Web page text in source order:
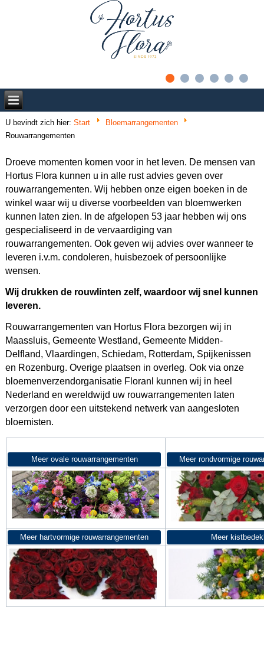
U bevindt zich hier:Start
Bloemarrangementen
Rouwarrangementen
Droeve momenten komen voor in het leven. De mensen van
Hortus Flora kunnen u in alle rust advies geven over
rouwarrangementen. Wij hebben onze eigen boeken in de
winkel waar wij u diverse voorbeelden van bloemwerken
kunnen laten zien. In de afgelopen 53 jaar hebben wij ons
gespecialiseerd in de vervaardiging van
rouwarrangementen. Ook geven wij advies over wanneer te
leveren i.v.m. condoleren, huisbezoek of persoonlijke
wensen.
Wij drukken de rouwlinten zelf, waardoor wij snel kunnen
leveren.
Rouwarrangementen van Hortus Flora bezorgen wij in
Maassluis, Gemeente Westland, Gemeente Midden-
Delfland, Vlaardingen, Schiedam, Rotterdam, Spijkenissen
en Rozenburg. Overige plaatsen in overleg. Ook via onze
bloemenverzendorganisatie Floranl kunnen wij in heel
Nederland en wereldwijd uw rouwarrangementen laten
verzorgen door een uitstekend netwerk van aangesloten
bloemisten.
Meer ovale rouwarrangementen Meer rondvormige
Meer hartvormige rouwarrangementen Meer